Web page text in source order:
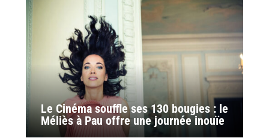
Le Cinéma souffle ses 130 bougies : le
Méliès à Pau offre une journée inouïe